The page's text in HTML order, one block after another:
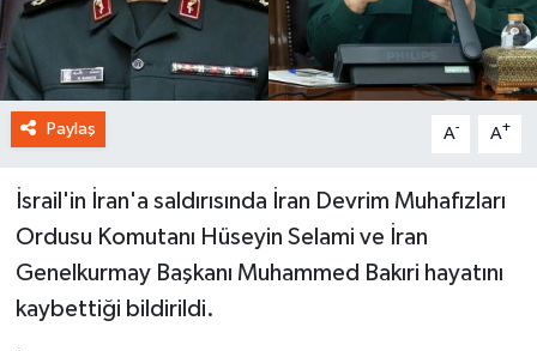
Paylaş A- A+
İsrail'in İran'a saldırısında İran Devrim Muhafızları
Ordusu Komutanı Hüseyin Selami ve İran
Genelkurmay Başkanı Muhammed Bakıri hayatını
kaybettiği bildirildi.